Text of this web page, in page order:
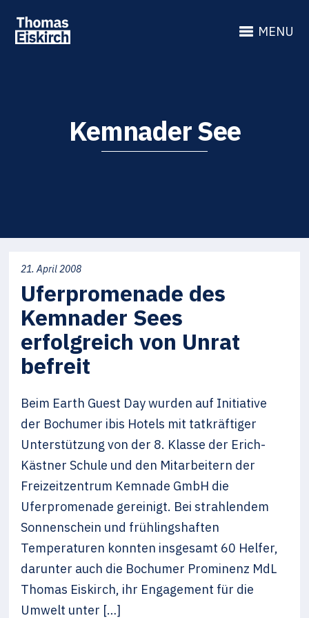
MENU
Kemnader See
21. April 2008
Uferpromenade des
Kemnader Sees
erfolgreich von Unrat
befreit
Beim Earth Guest Day wurden auf Initiative
der Bochumer ibis Hotels mit tatkräftiger
Unterstützung von der 8. Klasse der Erich-
Kästner Schule und den Mitarbeitern der
Freizeitzentrum Kemnade GmbH die
Uferpromenade gereinigt. Bei strahlendem
Sonnenschein und frühlingshaften
Temperaturen konnten insgesamt 60 Helfer,
darunter auch die Bochumer Prominenz MdL
Thomas Eiskirch, ihr Engagement für die
Umwelt unter […]